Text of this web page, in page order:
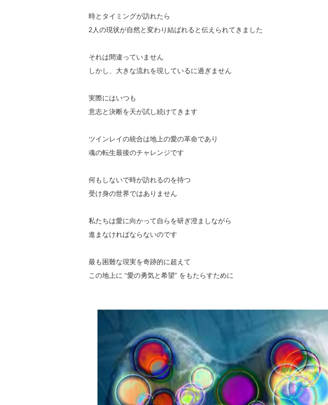
時とタイミングが訪れたら
2人の現状が自然と変わり結ばれると伝えられてきました
それは間違っていません
しかし、大きな流れを現しているに過ぎません
実際にはいつも
意志と決断を天が試し続けてきます
ツインレイの統合は地上の愛の革命であり
魂の転生最後のチャレンジです
何もしないで時が訪れるのを待つ
受け身の世界ではありません
私たちは愛に向かって自らを研ぎ澄ましながら
進まなければならないのです
最も困難な現実を奇跡的に超えて
この地上に “愛の勇気と希望” をもたらすために